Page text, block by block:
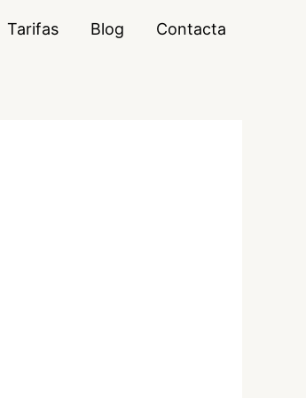
Tarifas Blog Contacta